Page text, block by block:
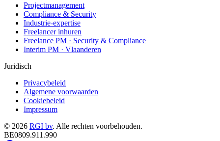
Projectmanagement
Compliance & Security
Industrie-expertise
Freelancer inhuren
Freelance PM · Security & Compliance
Interim PM · Vlaanderen
Juridisch
Privacybeleid
Algemene voorwaarden
Cookiebeleid
Impressum
© 2026 RGI bv. Alle rechten voorbehouden.
BE0809.911.990